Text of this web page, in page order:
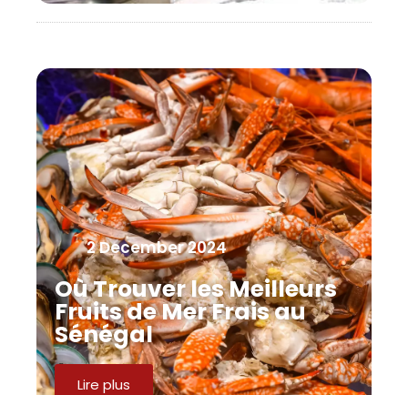
2 December 2024
Où Trouver les Meilleurs
Fruits de Mer Frais au
Sénégal
Lire plus